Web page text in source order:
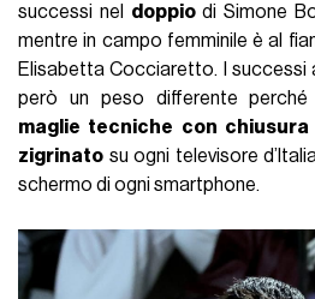
successi nel doppiodi Simone
mentre in campo femminile è al
Elisabetta Cocciaretto. I successi
però un peso differente
maglie tecniche con
zigrinato su ogni televisore
schermo di ogni smartphone.